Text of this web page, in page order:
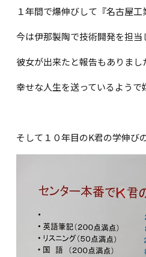
１年間で爆伸びして『名古屋
今は伊那製陶で技術開発を担当
彼女が出来たと報告もありまし
幸せな人生を送っているようで
そして１０年目のK君の学伸び